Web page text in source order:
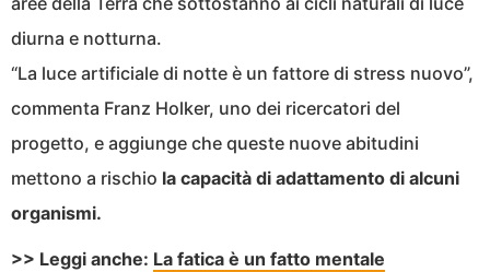
diurna e notturna.
“La luce artificiale di notte è un fattore di stress nuovo”,
commenta Franz Holker, uno dei ricercatori del
progetto, e aggiunge che queste nuove abitudini
mettono a rischio la capacità di adattamento di alcuni
organismi.
>> Leggi anche: La fatica è un fatto mentale